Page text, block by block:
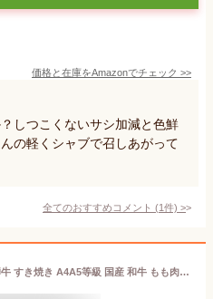
価格と在庫をAmazonでチェック >>
しつこくないサシ加減と色鮮
の軽くシャブで召しあがって
全てのおすすめコメント (1件) >
熨斗対応可 肉 肉ギフト 飛騨牛 すき焼き A4A5等級 国産 和牛 もも肉 赤身 肩・うで肉 500g 黒毛和牛 冷凍便 風呂敷| 国産和牛 牛肉 霜降り しゃぶしゃぶ 牛もも肉 セット プレゼント ギフト a5 お肉 贈り物 牛 高級 グルメ 肉 贈答 すきやき 牛モモ